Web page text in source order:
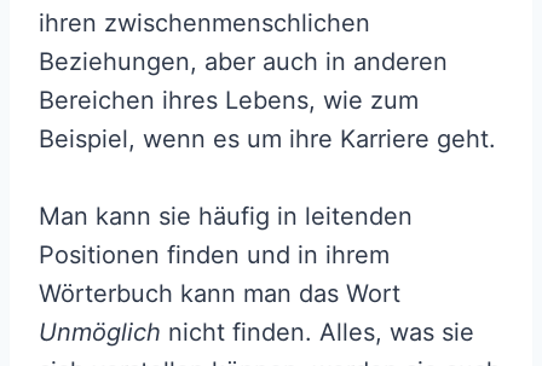
ihren zwischenmenschlichen
Beziehungen, aber auch in anderen
Bereichen ihres Lebens, wie zum
Beispiel, wenn es um ihre Karriere geht.
Man kann sie häufig in leitenden
Positionen finden und in ihrem
Wörterbuch kann man das Wort
Unmöglich nicht finden. Alles, was sie